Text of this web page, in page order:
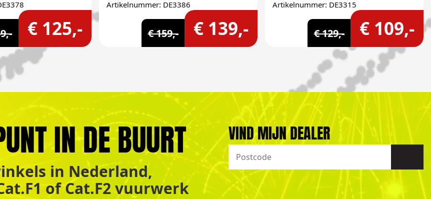
€ 125,-
Artikelnummer: DE3386
€ 159,- € 139,-
Artikelnummer: DE3315
€ 129,- € 109,-
IN DE BUURT
in Nederland,
of Cat.F2 vuurwerk
VIND MIJN DEALER